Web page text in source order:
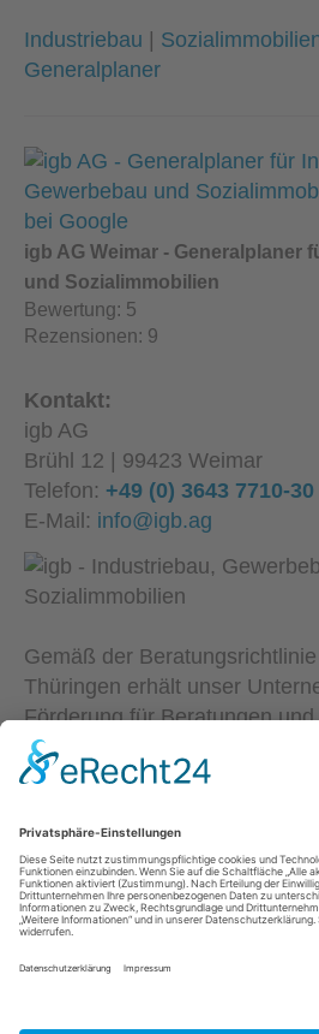
Industriebau
Generalplaner
igb AG Weimar - Generalplaner
und Sozialimmobilien
Bewertung: 5
Rezensionen: 9
Kontakt:
igb AG
Brühl 12 | 99423 Weimar
Telefon: +49 (0) 3643 7710-30
E-Mail: info@igb.ag
Gemäß der
Thüringen erhält unser
Förderung für Beratungen und
Prozessbegleitungen, die
bzw. für eine nachhaltige
und Handlungsempfehlungen
Beratungsbericht
erfolgt aus Mitteln des
Plus und aus Mitteln des